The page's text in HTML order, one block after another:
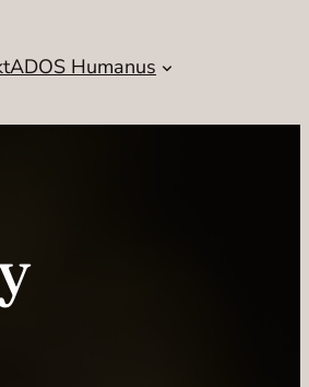
ADOS Humanus